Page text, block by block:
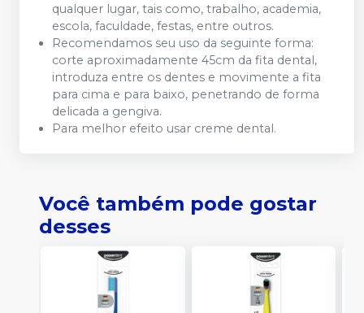
qualquer lugar, tais como, trabalho, academia,
escola, faculdade, festas, entre outros.
Recomendamos seu uso da seguinte forma:
corte aproximadamente 45cm da fita dental,
introduza entre os dentes e movimente a fita
para cima e para baixo, penetrando de forma
delicada a gengiva.
Para melhor efeito usar creme dental.
Você também pode gostar
desses